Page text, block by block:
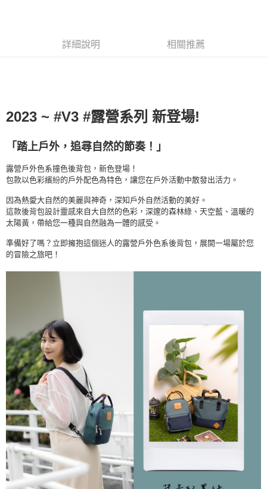
ATM／網路銀行／等多元方式進行付款，方視為交易完成。
※ 請注意：結帳手續完成當下不需立刻繳費，但若您需要取消訂單，請聯絡
【注意事項】
易，需依本服務之必要範圍內提供個人資料，並將交易相關給付款項請求債
２．關於個人資料處理事宜，請瀏覽以下網址：
https://aftee.tw/terms/#terms3
「AFTEE先享後付」，若未經同意申辦者引起之損失，本公司不負相關責
任。
４．使用「AFTEE先享後付」時，將依據個別帳號之用戶狀況，依本公司即
請求用戶進行身份認證。
５．嚴禁一人註冊多個帳號或使用他人資訊註冊。若發現惡意使用之情形，
萊爾富取貨付款
7-11取貨付款
每筆NT$60，滿NT$888(含以上)免運費
通盈貨運宅配
每筆NT$120
詳細說明 相關推薦
2023 ~ #V3 #露營系列 新登場!
「踏上戶外，追尋自然的節奏！」
露營戶外色系撞色後背包，新色登場！
包款以色彩繽紛的戶外配色為特色，讓您在戶外活動中散發出活力。
因為熱愛大自然的美麗與神奇，深知戶外自然活動的美好。
這款後背包設計靈感來自大自然的色彩，深邃的森林綠、天空藍、溫暖的
太陽黃，帶給您一種與自然融為一體的感受。
準備好了嗎？立即擁抱這個迷人的露營戶外色系後背包，展開一場屬於您
的冒險之旅吧！